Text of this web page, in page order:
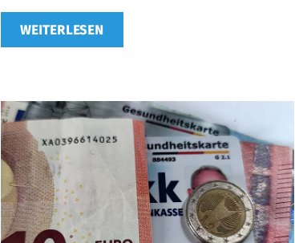
WEITERLESEN